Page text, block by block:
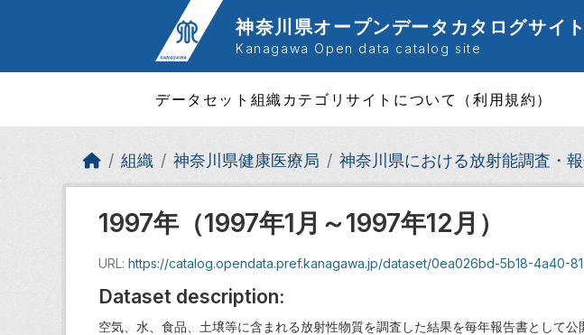
神奈川県オープンデータカタログサイト
Kanagawa Open data catalog site
データセット 組織 カテゴリサイトについて（利用規約）
組織 神奈川県健康医療局 神奈川県における放射能調査・
1997年（1997年1月～1997年12月）
URL: https://catalog.opendata.pref.kanagawa.jp/dataset/0ea026bd-5b18-4a40-
Dataset description:
空気、水、食品、土壌等に含まれる放射性物質を調査した結果を毎年報告書として公